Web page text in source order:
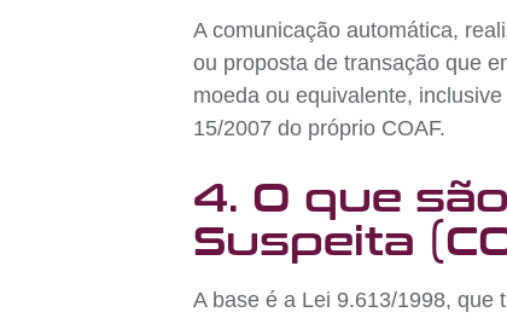
A comunicação automática,
ou proposta de transação que
moeda ou equivalente,
15/2007 do próprio COAF.
4. O que
Suspeita
A base é a Lei 9.613/1998, que